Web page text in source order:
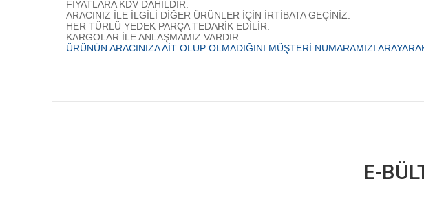
FİYATLARA KDV DAHİLDİR.
ARACINIZ İLE İLGİLİ DİĞER ÜRÜNLER İÇİN İRTİBATA GEÇİNİZ.
HER TÜRLÜ YEDEK PARÇA TEDARİK EDİLİR.
KARGOLAR İLE ANLAŞMAMIZ VARDIR.
ÜRÜNÜN ARACINIZA AİT OLUP OLMADIĞINI MÜŞTERİ NUMARAMIZI
Bu ürünün fiyat bilgisi, resim, ürün açıklamalarında ve diğer konularda yetersiz
E-